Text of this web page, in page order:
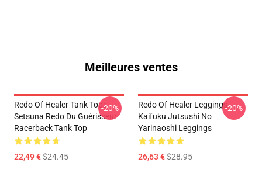
Meilleures ventes
Redo Of Healer Tank Tops -
Setsuna Redo Du Guérisseur
Racerback Tank Top
22,49 €$24.45
-20%
Redo Of Healer Leggings -
Kaifuku Jutsushi No
Yarinaoshi Leggings
26,63 €$28.95
-20%